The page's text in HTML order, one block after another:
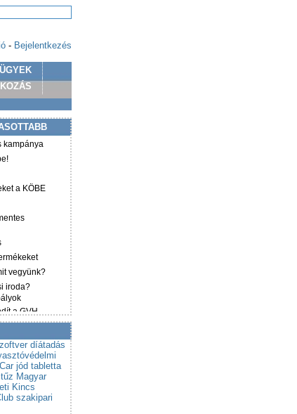
- Bejelentkezés
kampánya
a KÖBE
vegyünk?
iroda?
a GVH
díátadás
jód tabletta
Magyar
Kincs
szakipari